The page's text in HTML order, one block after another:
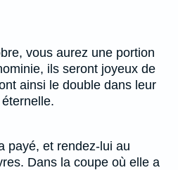
vous aurez une portion
ils seront joyeux de
ainsi le double dans leur
payé, et rendez-lui au
Dans la coupe où elle a